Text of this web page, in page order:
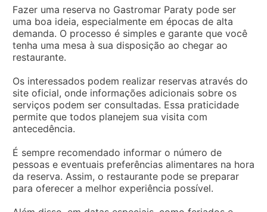
Fazer uma reserva no Gastromar Paraty pode ser
uma boa ideia, especialmente em épocas de alta
demanda. O processo é simples e garante que você
tenha uma mesa à sua disposição ao chegar ao
restaurante.
Os interessados podem realizar reservas através do
site oficial, onde informações adicionais sobre os
serviços podem ser consultadas. Essa praticidade
permite que todos planejem sua visita com
antecedência.
É sempre recomendado informar o número de
pessoas e eventuais preferências alimentares na hora
da reserva. Assim, o restaurante pode se preparar
para oferecer a melhor experiência possível.